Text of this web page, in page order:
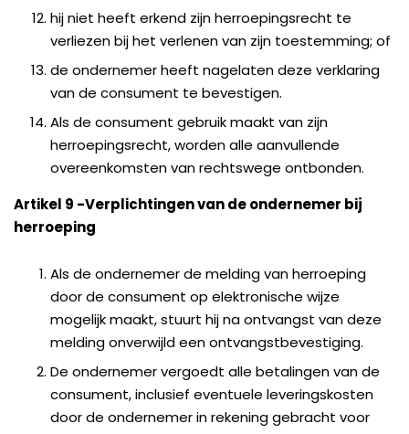
hij niet heeft erkend zijn herroepingsrecht te
verliezen bij het verlenen van zijn toestemming; of
de ondernemer heeft nagelaten deze verklaring
van de consument te bevestigen.
Als de consument gebruik maakt van zijn
herroepingsrecht, worden alle aanvullende
overeenkomsten van rechtswege ontbonden.
Artikel 9 -Verplichtingen van de ondernemer bij
herroeping
Als de ondernemer de melding van herroeping
door de consument op elektronische wijze
mogelijk maakt, stuurt hij na ontvangst van deze
melding onverwijld een ontvangstbevestiging.
De ondernemer vergoedt alle betalingen van de
consument, inclusief eventuele leveringskosten
door de ondernemer in rekening gebracht voor